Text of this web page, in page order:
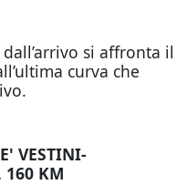
si affronta il
curva che
VESTINI-
160 KM